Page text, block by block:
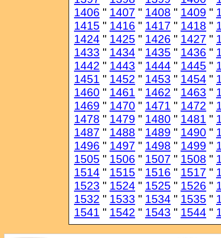
1406 " 1407 " 1408 " 1409 "
1415 " 1416 " 1417 " 1418 "
1424 " 1425 " 1426 " 1427 "
1433 " 1434 " 1435 " 1436 "
1442 " 1443 " 1444 " 1445 "
1451 " 1452 " 1453 " 1454 "
1460 " 1461 " 1462 " 1463 "
1469 " 1470 " 1471 " 1472 "
1478 " 1479 " 1480 " 1481 "
1487 " 1488 " 1489 " 1490 "
1496 " 1497 " 1498 " 1499 "
1505 " 1506 " 1507 " 1508 "
1514 " 1515 " 1516 " 1517 "
1523 " 1524 " 1525 " 1526 "
1532 " 1533 " 1534 " 1535 "
1541 " 1542 " 1543 " 1544 "